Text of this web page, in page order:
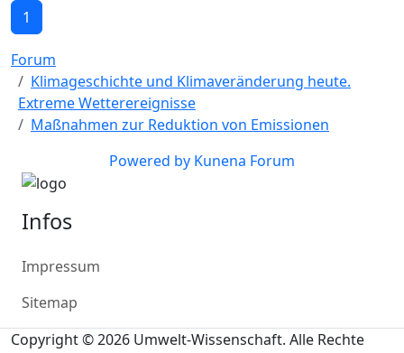
1
Forum
Klimageschichte und Klimaveränderung heute.
Extreme Wetterereignisse
Maßnahmen zur Reduktion von Emissionen
Powered by Kunena Forum
Infos
Impressum
Sitemap
Copyright © 2026 Umwelt-Wissenschaft. Alle Rechte